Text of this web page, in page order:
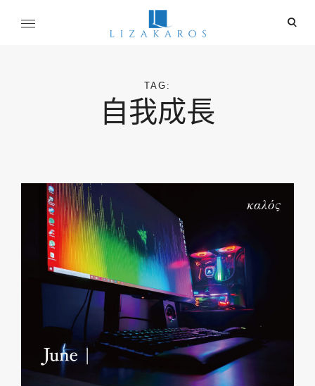
open
TAG:
自我成長